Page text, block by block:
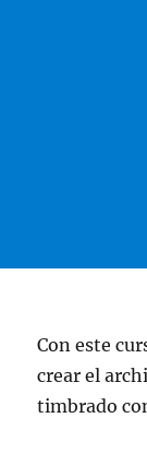
Con este
crear el
timbrado